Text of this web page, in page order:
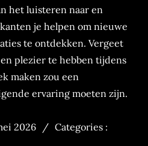
het luisteren naar en
je helpen om nieuwe
te ontdekken. Vergeet
plezier te hebben tijdens
maken zou een
ervaring moeten zijn.
2026
Categories
Categories :